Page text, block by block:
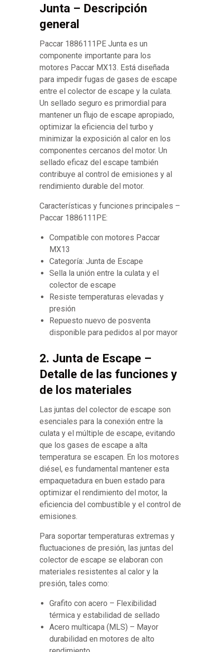
Junta – Descripción
general
Paccar 1886111PE Junta es un
componente importante para los
motores Paccar MX13. Está diseñada
para impedir fugas de gases de escape
entre el colector de escape y la culata.
Un sellado seguro es primordial para
mantener un flujo de escape apropiado,
optimizar la eficiencia del turbo y
minimizar la exposición al calor en los
componentes cercanos del motor. Un
sellado eficaz del escape también
contribuye al control de emisiones y al
rendimiento durable del motor.
Características y funciones principales –
Paccar 1886111PE:
Compatible con motores Paccar
MX13
Categoría: Junta de Escape
Sella la unión entre la culata y el
colector de escape
Resiste temperaturas elevadas y
presión
Repuesto nuevo de posventa
disponible para pedidos al por mayor
2. Junta de Escape –
Detalle de las funciones y
de los materiales
Las juntas del colector de escape son
esenciales para la conexión entre la
culata y el múltiple de escape, evitando
que los gases de escape a alta
temperatura se escapen. En los motores
diésel, es fundamental mantener esta
empaquetadura en buen estado para
optimizar el rendimiento del motor, la
eficiencia del combustible y el control de
emisiones.
Para soportar temperaturas extremas y
fluctuaciones de presión, las juntas del
colector de escape se elaboran con
materiales resistentes al calor y la
presión, tales como:
Grafito con acero – Flexibilidad
térmica y estabilidad de sellado
Acero multicapa (MLS) – Mayor
durabilidad en motores de alto